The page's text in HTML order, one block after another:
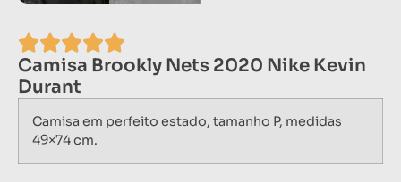
Camisa Brookly Nets 2020 Nike Kevin
Durant
Camisa em perfeito estado, tamanho P, medidas
49×74 cm.